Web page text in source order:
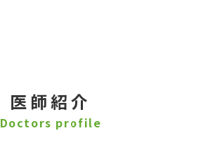
医師紹介
Doctors profile